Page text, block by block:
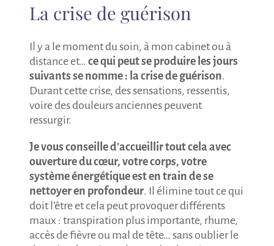
La crise de guérison
Il y a le moment du soin, à mon cabinet ou à
distance et… ce qui peut se produire les jours
suivants se nomme : la crise de guérison.
Durant cette crise, des sensations, ressentis,
voire des douleurs anciennes peuvent
ressurgir.
Je vous conseille d’accueillir tout cela avec
ouverture du cœur, votre corps, votre
système énergétique est en train de se
nettoyer en profondeur. Il élimine tout ce qui
doit l’être et cela peut provoquer différents
maux : transpiration plus importante, rhume,
accès de fièvre ou mal de tête… sans oublier le